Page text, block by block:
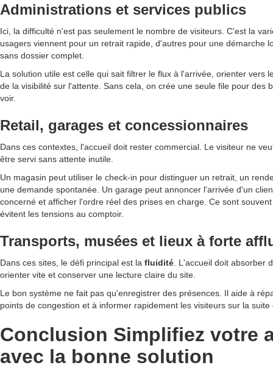
Administrations et services publics
Ici, la difficulté n'est pas seulement le nombre de visiteurs. C'est la
usagers viennent pour un retrait rapide, d'autres pour une démarche
sans dossier complet.
La solution utile est celle qui sait filtrer le flux à l'arrivée, orienter vers
de la visibilité sur l'attente. Sans cela, on crée une seule file pour des
voir.
Retail, garages et concessionnaires
Dans ces contextes, l'accueil doit rester commercial. Le visiteur ne
être servi sans attente inutile.
Un magasin peut utiliser le check-in pour distinguer un retrait, un
une demande spontanée. Un garage peut annoncer l'arrivée d'un
concerné et afficher l'ordre réel des prises en charge. Ce sont
évitent les tensions au comptoir.
Transports, musées et lieux à forte
Dans ces sites, le défi principal est la fluidité . L'accueil doit absorber
orienter vite et conserver une lecture claire du site.
Le bon système ne fait pas qu'enregistrer des présences. Il aide à
points de congestion et à informer rapidement les visiteurs sur la
Conclusion Simplifiez votre
avec la bonne solution